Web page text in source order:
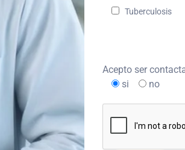
Tuberculosis
Acepto ser
si
no